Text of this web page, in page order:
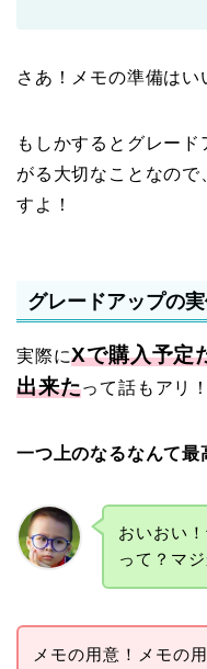
さあ！メモの準備はい
もしかするとグレー
がる大切なことなので
すよ！
グレードアップの実
実際にXで購入予定
出来たって話もアリ！
一つ上のなるなんて最
おいおい
って？マ
メモの用意！メモの